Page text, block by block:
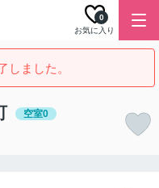
お気に入り
0
しました。
空室0